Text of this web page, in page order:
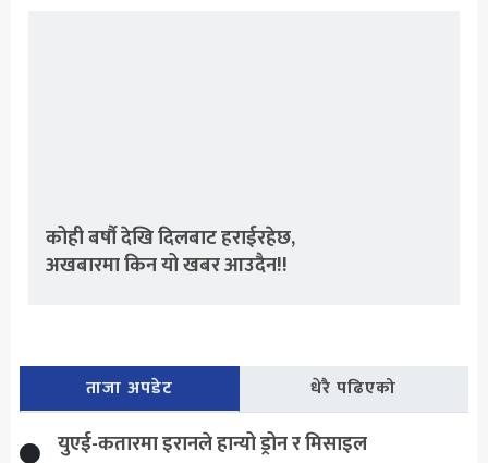
कोही बर्षौ देखि दिलबाट हराईरहेछ,
अखबारमा किन यो खबर आउदैन!!
ताजा अपडेट धेरै पढिएको
युएई-कतारमा इरानले हान्यो ड्रोन र मिसाइल